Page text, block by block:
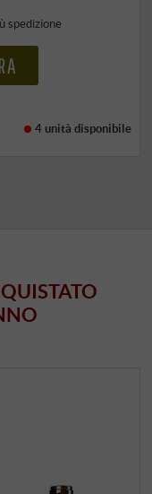
spedizione
4 unità disponibile